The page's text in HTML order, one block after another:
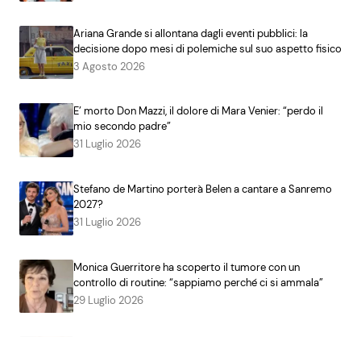
Ariana Grande si allontana dagli eventi pubblici: la
decisione dopo mesi di polemiche sul suo aspetto fisico
3 Agosto 2026
E’ morto Don Mazzi, il dolore di Mara Venier: “perdo il
mio secondo padre”
31 Luglio 2026
Stefano de Martino porterà Belen a cantare a Sanremo
2027?
31 Luglio 2026
Monica Guerritore ha scoperto il tumore con un
controllo di routine: “sappiamo perché ci si ammala”
29 Luglio 2026